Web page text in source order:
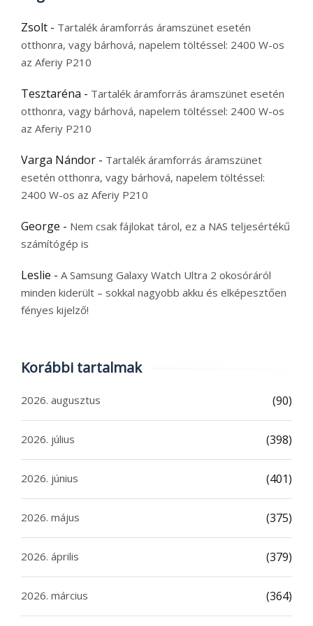
Zsolt - Tartalék áramforrás áramszünet esetén
otthonra, vagy bárhová, napelem töltéssel: 2400 W-os
az Aferiy P210
Tesztaréna - Tartalék áramforrás áramszünet esetén
otthonra, vagy bárhová, napelem töltéssel: 2400 W-os
az Aferiy P210
Varga Nándor - Tartalék áramforrás áramszünet
esetén otthonra, vagy bárhová, napelem töltéssel:
2400 W-os az Aferiy P210
George - Nem csak fájlokat tárol, ez a NAS teljesértékű
számítógép is
Leslie - A Samsung Galaxy Watch Ultra 2 okosóráról
minden kiderült – sokkal nagyobb akku és elképesztően
fényes kijelző!
Korábbi tartalmak
2026. augusztus (90)
2026. július (398)
2026. június (401)
2026. május (375)
2026. április (379)
2026. március (364)